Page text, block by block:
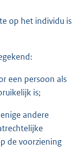
op het individu is
een persoon als
is;
andere
de voorziening